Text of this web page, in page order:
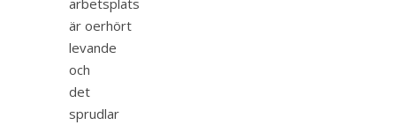
är oerhört
levande
och
det
sprudlar